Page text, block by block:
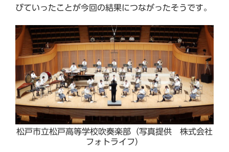
びていったことが今回の結果につながったそうです。
松戸市立松戸高等学校吹奏楽部（写真提供 株式会社
フォトライフ）